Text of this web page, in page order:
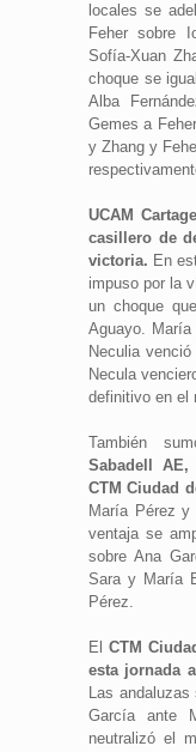
locales se
Feher sobre
Sofía-Xuan
choque se
Alba
Gemes a
y Zhang y
UCAM
casillero de
victoria. En
impuso por la
un choque
Aguayo. María
Neculia
Necula
definitivo en el
También
Sabadell
CTM Ciudad
María Pérez
ventaja se
sobre Ana
Sara y María
Pérez.
El CTM
esta jornada
Las
García ante
neutralizó el